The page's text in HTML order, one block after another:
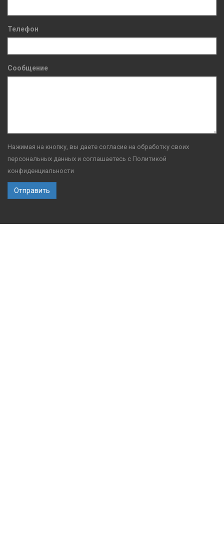
Телефон
Сообщение
Нажимая на кнопку, вы даете согласие на обработку своих
персональных данных и соглашаетесь с Политикой
конфиденциальности
Отправить